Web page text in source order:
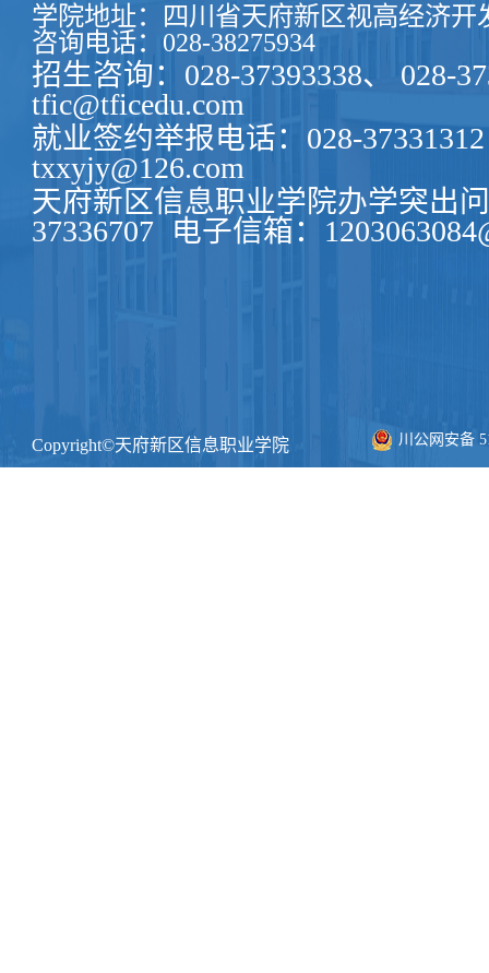
学院地址：四川省天府新区视高经济开
咨询电话：028-38275934
招生咨询：028-37393338、 028-
tfic@tficedu.com
就业签约举报电话：028-37331312
txxyjy@126.com
天府新区信息职业学院办学突出
37336707
电子信箱：
Copyright©天府新区信息职业学院 川公网安备